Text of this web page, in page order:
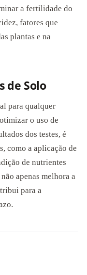
a fertilidade do
fatores que
plantas e na
de Solo
para qualquer
o uso de
dos testes, é
como a aplicação de
de nutrientes
apenas melhora a
para a